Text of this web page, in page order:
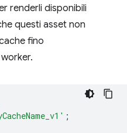
renderli disponibili
questi asset non
fino
;